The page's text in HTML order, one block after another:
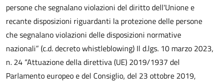
persone che segnalano violazioni del diritto dell'Unione e
recante disposizioni riguardanti la protezione delle persone
che segnalano violazioni delle disposizioni normative
nazionali” (c.d. decreto whistleblowing) Il d.lgs. 10 marzo 2023,
n. 24 “Attuazione della direttiva (UE) 2019/1937 del
Parlamento europeo e del Consiglio, del 23 ottobre 2019,